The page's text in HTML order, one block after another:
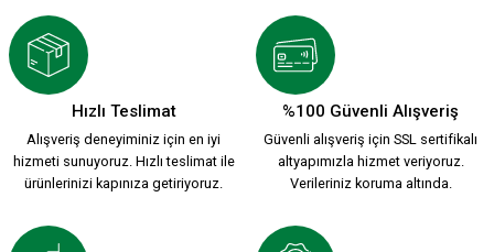
3.500,00 TL
HUMMEL DREAM HALF ZIP SWEATSHİRT S.
2.399,90 TL
Hızlı Teslimat
Alışveriş deneyiminiz için en iyi
hizmeti sunuyoruz. Hızlı teslimat ile
ürünlerinizi kapınıza getiriyoruz.
%100 Güvenli Alışveriş
Güvenli alışveriş için SSL sertifikalı
altyapımızla hizmet veriyoruz.
Verileriniz koruma altında.